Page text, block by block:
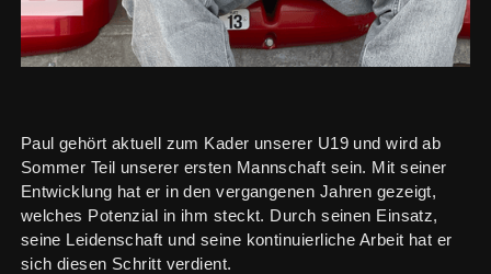
Paul gehört aktuell zum Kader unserer U19 und wird ab
Sommer Teil unserer ersten Mannschaft sein. Mit seiner
Entwicklung hat er in den vergangenen Jahren gezeigt,
welches Potenzial in ihm steckt. Durch seinen Einsatz,
seine Leidenschaft und seine kontinuierliche Arbeit hat er
sich diesen Schritt verdient.